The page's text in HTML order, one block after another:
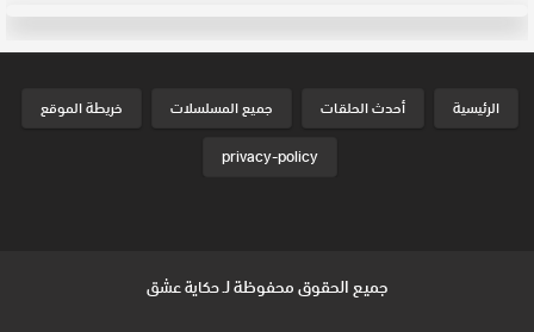
الرئيسية أحدث الحلقات جميع المسلسلات
خريطة الموقع
privacy-policy
جميع الحقوق محفوظة لـحكاية عشق